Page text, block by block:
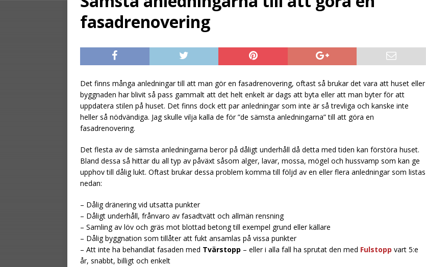
[ August 2, 2026 ]
Aromhusets stilldrink: mindre spring efter flaskor, mer fokus på
gästen
UNCATEGORIZED
[ August 1, 2026 ] Aromhusets stilldrink: från “dyr läsk” till “smart dryckesval”
[ August 6, 2026 ] Aromhusets stilldrink låter dig styra prisbilden på din lunchdryck
UNCATEGORIZED
fasadrenovering
Det finns många anledningar till att man gör en fasadrenovering, oftast så brukar det vara att huset eller
byggnaden har blivit så pass gammalt att det helt enkelt är dags att byta eller att man byter för att
uppdatera stilen på huset. Det finns dock ett par anledningar som inte är så trevliga och kanske inte
heller så nödvändiga. Jag skulle vilja kalla de för ”de sämsta anledningarna” till att göra en
fasadrenovering.
Det flesta av de sämsta anledningarna beror på dåligt underhåll då detta med tiden kan förstöra huset.
Bland dessa så hittar du all typ av påväxt såsom alger, lavar, mossa, mögel och hussvamp som kan ge
upphov till dålig lukt. Oftast brukar dessa problem komma till följd av en eller flera anledningar som listas
nedan:
– Dålig dränering vid utsatta punkter
– Dåligt underhåll, frånvaro av fasadtvätt och allmän rensning
– Samling av löv och gräs mot blottad betong till exempel grund eller källare
– Dålig byggnation som tillåter att fukt ansamlas på vissa punkter
– Att inte ha behandlat fasaden med Tvärstopp – eller i alla fall ha sprutat den med Fulstopp vart 5:e
år, snabbt, billigt och enkelt